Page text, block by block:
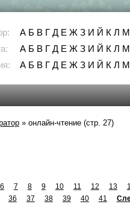
А Б В Г Д Е Ж З И Й К Л М
А Б В Г Д Е Ж З И Й К Л М
А Б В Г Д Е Ж З И Й К Л М
» онлайн-чтение (стр. 27)
6 7 8 9 10 11 12 13
36 37 38 39 40 41